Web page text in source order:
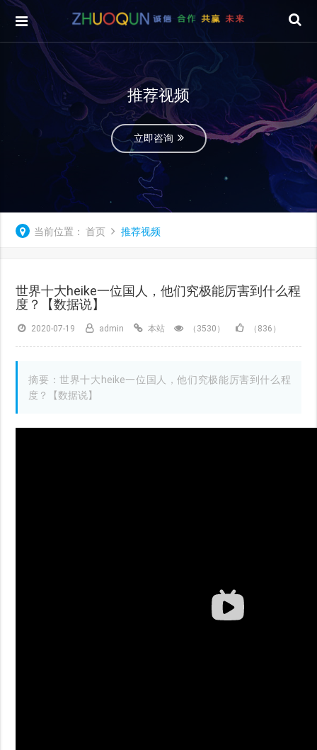
推荐视频
立即咨询
当前位置： 首页 推荐视频
世界十大heike一位国人，他们究极能厉害到什么程
度？【数据说】
2020-07-19 admin 本站 （3530） （836）
摘要：世界十大heike一位国人，他们究极能厉害到什么程
度？【数据说】